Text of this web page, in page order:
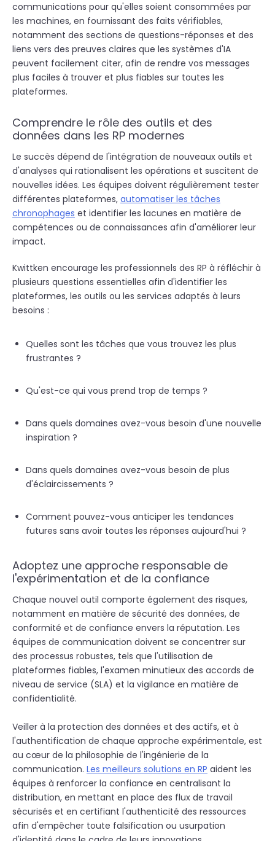
communications pour qu'elles soient consommées par
les machines, en fournissant des faits vérifiables,
notamment des sections de questions-réponses et des
liens vers des preuves claires que les systèmes d'IA
peuvent facilement citer, afin de rendre vos messages
plus faciles à trouver et plus fiables sur toutes les
plateformes.
Comprendre le rôle des outils et des
données dans les RP modernes
Le succès dépend de l'intégration de nouveaux outils et
d'analyses qui rationalisent les opérations et suscitent de
nouvelles idées. Les équipes doivent régulièrement tester
différentes plateformes, automatiser les tâches
chronophages et identifier les lacunes en matière de
compétences ou de connaissances afin d'améliorer leur
impact.
Kwittken encourage les professionnels des RP à réfléchir à
plusieurs questions essentielles afin d'identifier les
plateformes, les outils ou les services adaptés à leurs
besoins :
Quelles sont les tâches que vous trouvez les plus
frustrantes ?
Qu'est-ce qui vous prend trop de temps ?
Dans quels domaines avez-vous besoin d'une nouvelle
inspiration ?
Dans quels domaines avez-vous besoin de plus
d'éclaircissements ?
Comment pouvez-vous anticiper les tendances
futures sans avoir toutes les réponses aujourd'hui ?
Adoptez une approche responsable de
l'expérimentation et de la confiance
Chaque nouvel outil comporte également des risques,
notamment en matière de sécurité des données, de
conformité et de confiance envers la réputation. Les
équipes de communication doivent se concentrer sur
des processus robustes, tels que l'utilisation de
plateformes fiables, l'examen minutieux des accords de
niveau de service (SLA) et la vigilance en matière de
confidentialité.
Veiller à la protection des données et des actifs, et à
l'authentification de chaque approche expérimentale, est
au cœur de la philosophie de l'ingénierie de la
communication. Les meilleurs solutions en RP aident les
équipes à renforcer la confiance en centralisant la
distribution, en mettant en place des flux de travail
sécurisés et en certifiant l'authenticité des ressources
afin d'empêcher toute falsification ou usurpation